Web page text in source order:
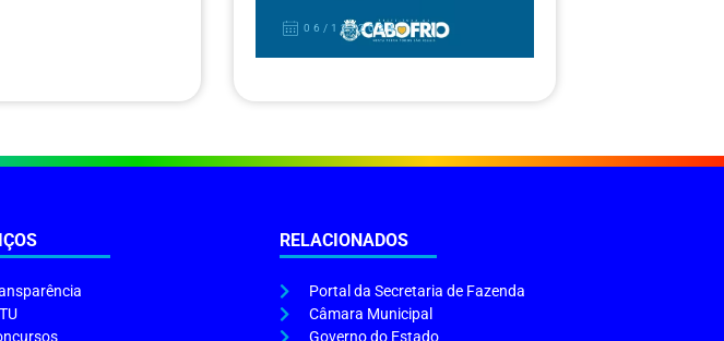
06/12/2024
RELACIONADOS
Portal da Secretaria de Fazenda
Câmara Municipal
Governo do Estado